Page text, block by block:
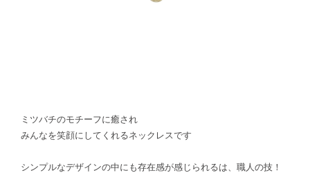
ミツバチのモチーフに癒され
みんなを笑顔にしてくれるネックレスです
シンプルなデザインの中にも存在感が感じられるは、職人の技！